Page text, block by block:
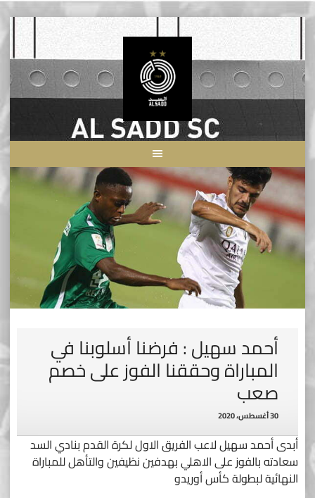
Skip
content
أحمد سهيل : فرضنا أسلوبنا في
المباراة وحققنا الفوز على خصم
صعب
30 أغسطس، 2020
أبدى أحمد سهيل لاعب الفريق الاول لكرة القدم بنادي السد
سعادته بالفوز على الاهلي بهدفين نظيفين والتأهل للمباراة
النهائية لبطولة كأس أوريدو